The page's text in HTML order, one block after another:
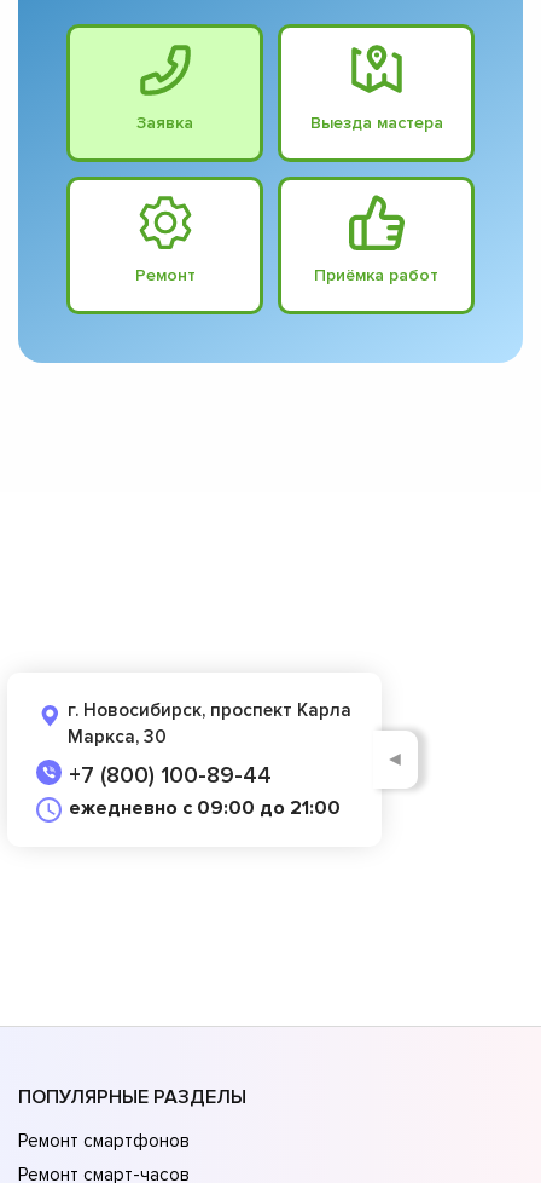
Заявка Выезда мастера
Ремонт Приёмка работ
г. Новосибирск, проспект Карла
Маркса, 30
+7 (800) 100-89-44
ежедневно с 09:00 до 21:00
◄
ПОПУЛЯРНЫЕ РАЗДЕЛЫ
Ремонт смартфонов
Ремонт смарт-часов